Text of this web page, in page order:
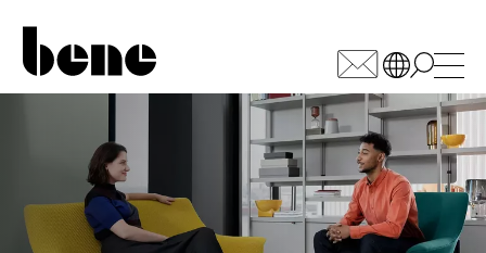
WÄHLEN SIE IHREN
Arabia Saudyjska
Armenia(AM)